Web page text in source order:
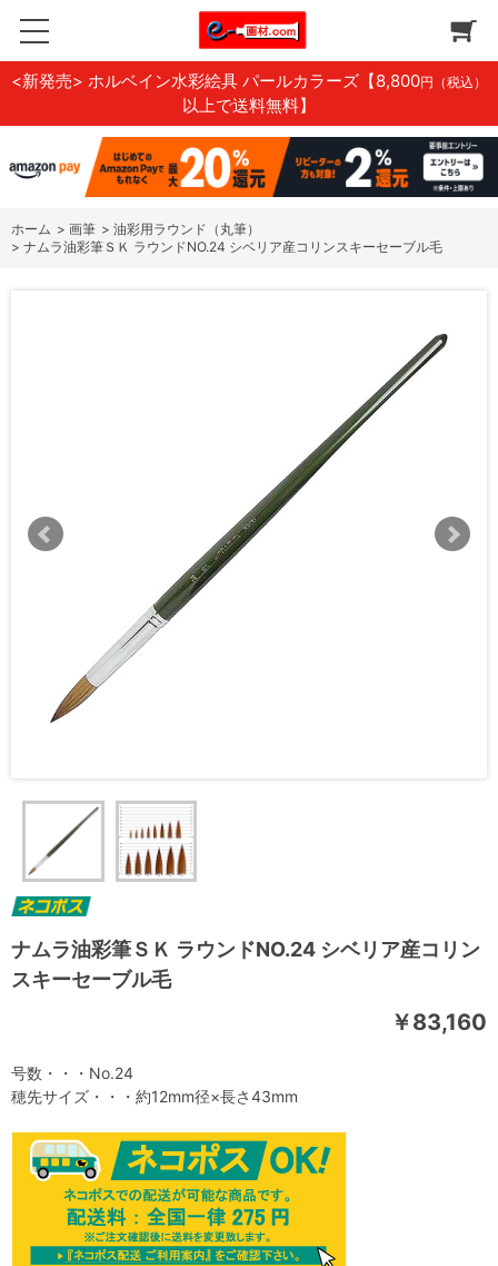
<新発売> ホルベイン水彩絵具 パールカラーズ 【8,800円（税込）
以上で送料無料】
ホーム > 画筆 > 油彩用ラウンド（丸筆）
> ナムラ油彩筆ＳＫ ラウンドNO.24 シベリア産コリンスキーセーブル毛
ナムラ油彩筆ＳＫ ラウンドNO.24 シベリア産コリン
スキーセーブル毛
￥83,160
号数・・・No.24
穂先サイズ・・・約12mm径×長さ43mm